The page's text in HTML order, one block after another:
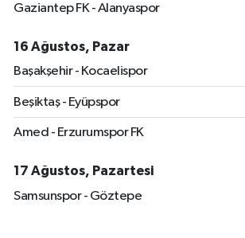
Gaziantep FK - Alanyaspor
16 Ağustos, Pazar
Başakşehir - Kocaelispor
Beşiktaş - Eyüpspor
Amed - Erzurumspor FK
17 Ağustos, Pazartesi
Samsunspor - Göztepe